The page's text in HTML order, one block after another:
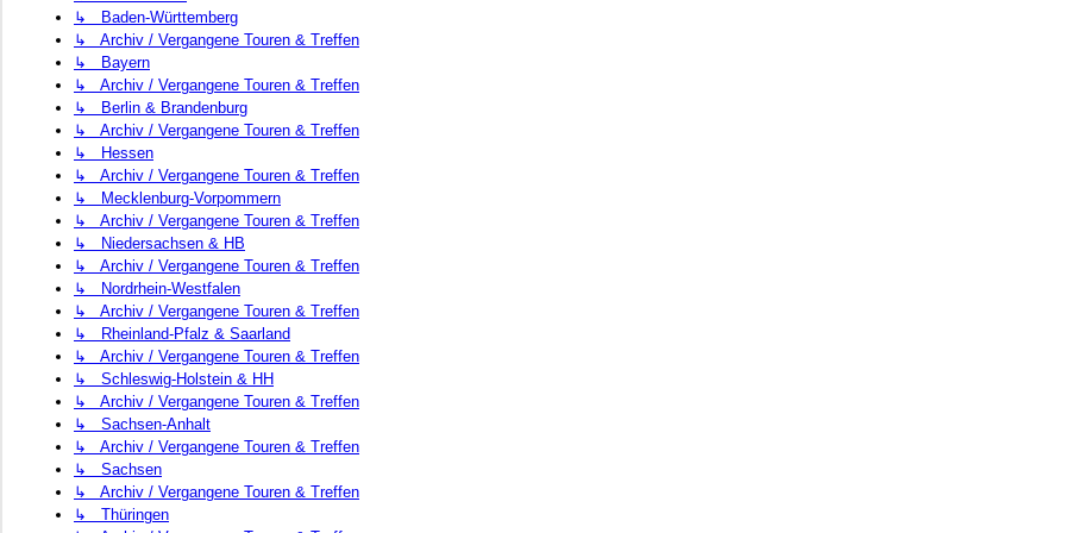
↳ Baden-Württemberg
↳ Archiv / Vergangene Touren & Treffen
↳ Bayern
↳ Archiv / Vergangene Touren & Treffen
↳ Berlin & Brandenburg
↳ Archiv / Vergangene Touren & Treffen
↳ Hessen
↳ Archiv / Vergangene Touren & Treffen
↳ Mecklenburg-Vorpommern
↳ Archiv / Vergangene Touren & Treffen
↳ Niedersachsen & HB
↳ Archiv / Vergangene Touren & Treffen
↳ Nordrhein-Westfalen
↳ Archiv / Vergangene Touren & Treffen
↳ Rheinland-Pfalz & Saarland
↳ Archiv / Vergangene Touren & Treffen
↳ Schleswig-Holstein & HH
↳ Archiv / Vergangene Touren & Treffen
↳ Sachsen-Anhalt
↳ Archiv / Vergangene Touren & Treffen
↳ Sachsen
↳ Archiv / Vergangene Touren & Treffen
↳ Thüringen